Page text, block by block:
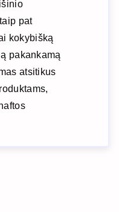
pat
kokybišką
pakankamą
atsitikus